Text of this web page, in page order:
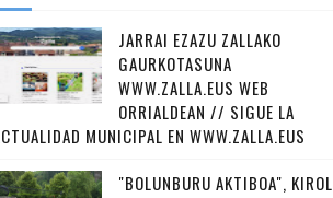
JARRAI EZAZU ZALLAKO
GAURKOTASUNA
WWW.ZALLA.EUS WEB
ORRIALDEAN // SIGUE LA
MUNICIPAL EN WWW.ZALLA.EUS
"BOLUNBURU AKTIBOA", KIROL